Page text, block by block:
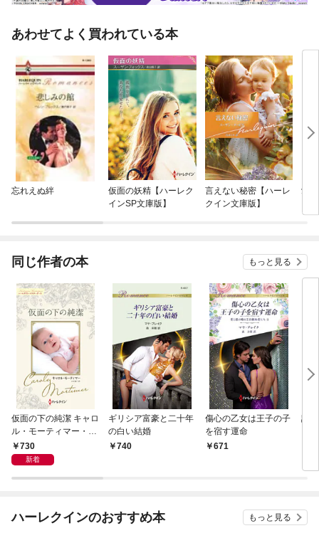
あわせてよく買われている本
忘れえぬ絆
仮面の妖精【ハーレク
インSP文庫版】
言えない秘密【ハーレ
クイン文庫版】
愛
同じ作者の本 もっと見る
仮面の下の純潔 キャロ
ル・モーティマー・コ
レクション【ハーレク
イン・マスターピース
730
新着
ギリシア富豪と二十年
の白い結婚
740
傷心の乙女は王子の子
を宿す運命
671
誘
ハーレクインのおすすめ本 もっと見る